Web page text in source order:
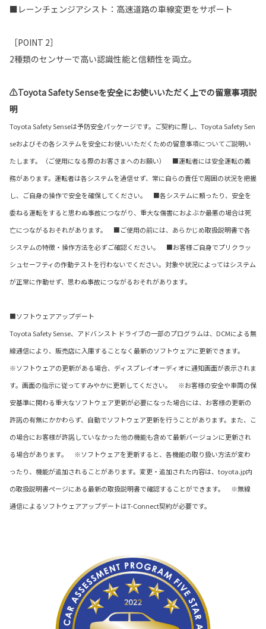
■レーンチェンジアシスト：高速道路の車線変更をサポート
［POINT 2］
2種類のセンサーで高い認識性能と信頼性を両立。
⚠Toyota Safety Senseを安全にお使いいただく上での留意事項説
明
Toyota Safety Senseは予防安全パッケージです。ご契約に際し、Toyota Safety Sen
seおよびその各システムを安全にお使いいただくための留意事項についてご説明い
たします。（ご使用になる際のお客さまへのお願い） ■運転者には安全運転の義
務があります。運転者は各システムを過信せず、常に自らの責任で周囲の状況を把握
し、ご自身の操作で安全を確保してください。 ■各システムに頼ったり、安全を
委ねる運転をすると思わぬ事故につながり、重大な傷害におよぶか最悪の場合は死
亡につながるおそれがあります。 ■ご使用の前には、あらかじめ取扱説明書で各
システムの特徴・操作方法を必ずご確認ください。 ■お客様ご自身でプリクラッ
シュセーフティの作動テストを行わないでください。対象や状況によってはシステム
が正常に作動せず、思わぬ事故につながるおそれがあります。
■ソフトウェアアップデート
Toyota Safety Sense、アドバンスト ドライブの一部のプログラムは、DCMによる無
線通信により、販売店に入庫することなく最新のソフトウェアに更新できます。
※ソフトウェアの更新がある場合、ディスプレイオーディオに通知画面が表示されま
す。画面の指示に従ってすみやかに更新してください。 ※お客様の安全や車両の保
安基準に関わる重大なソフトウェア更新が必要になった場合には、お客様の更新の
許諾の有無にかかわらず、自動でソフトウェア更新を行うことがあります。また、こ
の場合にお客様が許諾していなかった他の機能も含めて最新バージョンに更新され
る場合があります。 ※ソフトウェアを更新すると、各機能の取り扱い方法が変わ
ったり、機能が追加されることがあります。変更・追加された内容は、toyota.jp内
の取扱説明書ページにある最新の取扱説明書で確認することができます。 ※無線
通信によるソフトウェアアップデートはT-Connect契約が必要です。